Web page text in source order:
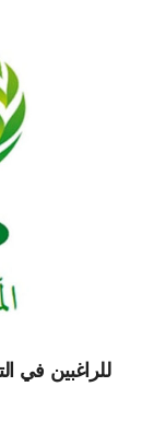
للراغبين في